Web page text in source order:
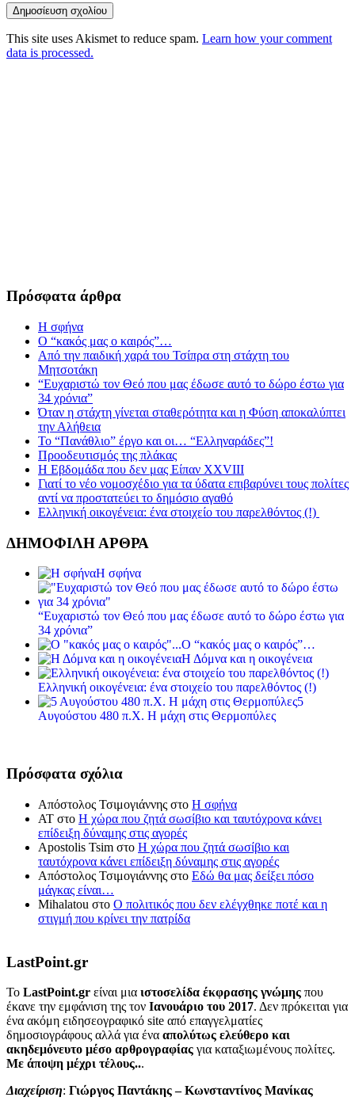
This site uses Akismet to reduce spam. Learn how your comment
data is processed.
Πρόσφατα άρθρα
Η σφήνα
Ο “κακός μας ο καιρός”…
Από την παιδική χαρά του Τσίπρα στη στάχτη του
Μητσοτάκη
“Ευχαριστώ τον Θεό που μας έδωσε αυτό το δώρο έστω για
34 χρόνια”
Όταν η στάχτη γίνεται σταθερότητα και η Φύση αποκαλύπτει
την Αλήθεια
Το “Πανάθλιο” έργο και οι… “Ελληναράδες”!
Προοδευτισμός της πλάκας
Η Εβδομάδα που δεν μας Είπαν XXVIII
Γιατί το νέο νομοσχέδιο για τα ύδατα επιβαρύνει τους πολίτες
αντί να προστατεύει το δημόσιο αγαθό
Ελληνική οικογένεια: ένα στοιχείο του παρελθόντος (!)
ΔΗΜΟΦΙΛΗ ΑΡΘΡΑ
Η σφήνα
“Ευχαριστώ τον Θεό που μας έδωσε αυτό το δώρο έστω για
34 χρόνια”
Ο “κακός μας ο καιρός”…
Η Δόμνα και η οικογένεια
Ελληνική οικογένεια: ένα στοιχείο του παρελθόντος (!)
5
Αυγούστου 480 π.Χ. Η μάχη στις Θερμοπύλες
Πρόσφατα σχόλια
Απόστολος Τσιμογιάννης στο Η σφήνα
ΑΤ στο Η χώρα που ζητά σωσίβιο και ταυτόχρονα κάνει
επίδειξη δύναμης στις αγορές
Apostolis Tsim στο Η χώρα που ζητά σωσίβιο και
ταυτόχρονα κάνει επίδειξη δύναμης στις αγορές
Απόστολος Τσιμογιάννης στο Εδώ θα μας δείξει πόσο
μάγκας είναι…
Mihalatou στο Ο πολιτικός που δεν ελέγχθηκε ποτέ και η
στιγμή που κρίνει την πατρίδα
LastPoint.gr
To LastPoint.gr είναι μια ιστοσελίδα έκφρασης γνώμης που
έκανε την εμφάνιση της τον Ιανουάριο του 2017. Δεν πρόκειται για
ένα ακόμη ειδησεογραφικό site από επαγγελματίες
δημοσιογράφους αλλά για ένα απολύτως ελεύθερο και
ακηδεμόνευτο μέσο αρθρογραφίας για καταξιωμένους πολίτες.
Με άποψη μέχρι τέλους...
Διαχείριση: Γιώργος Παντάκης – Κωνσταντίνος Μανίκας